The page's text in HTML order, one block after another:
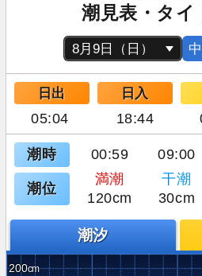
潮見表・タイ
日出 日入
05:04 18:44
潮時 00:59 09:00
潮位
満潮 干潮
120cm
30cm
潮汐
200